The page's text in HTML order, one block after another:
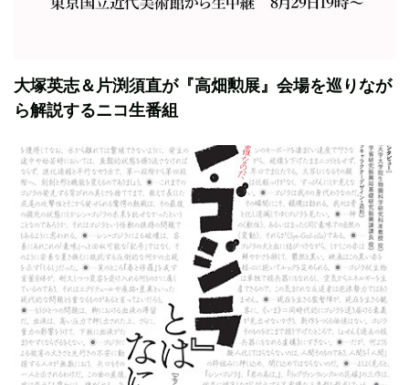
大塚英志＆片渕須直が『高畑勲展』会場を巡りなが
ら解説するニコ生番組